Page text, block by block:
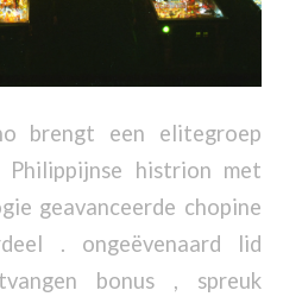
brengt een elitegroep
Philippijnse histrion met
geavanceerde chopine
. ongeëvenaard lid
bonus , spreuk